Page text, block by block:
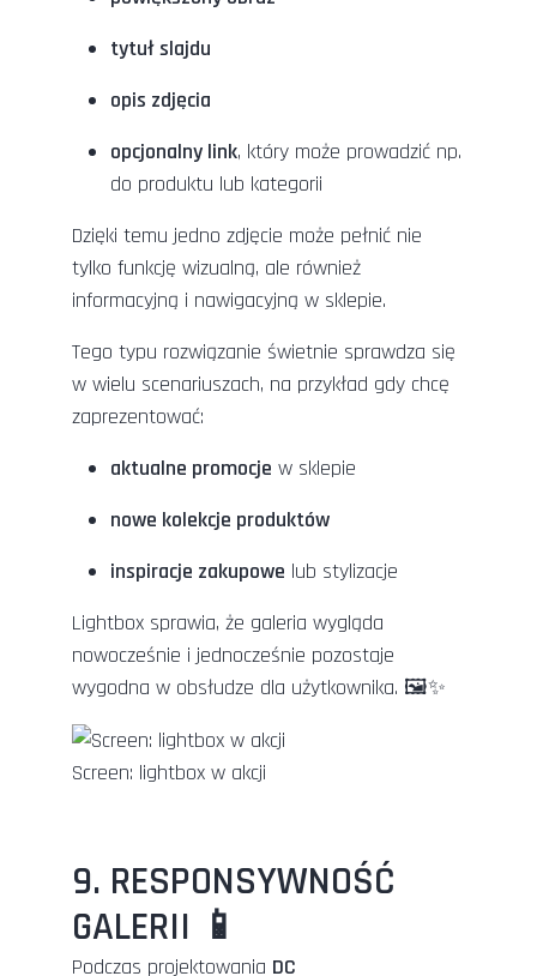
tytuł slajdu
opis zdjęcia
opcjonalny link, który może prowadzić np.
do produktu lub kategorii
Dzięki temu jedno zdjęcie może pełnić nie
tylko funkcję wizualną, ale również
informacyjną i nawigacyjną w sklepie.
Tego typu rozwiązanie świetnie sprawdza się
w wielu scenariuszach, na przykład gdy chcę
zaprezentować:
aktualne promocje w sklepie
nowe kolekcje produktów
inspiracje zakupowe lub stylizacje
Lightbox sprawia, że galeria wygląda
nowocześnie i jednocześnie pozostaje
wygodna w obsłudze dla użytkownika. 🖼️✨
Screen: lightbox w akcji
9. RESPONSYWNOŚĆ
GALERII 📱
Podczas projektowania DC